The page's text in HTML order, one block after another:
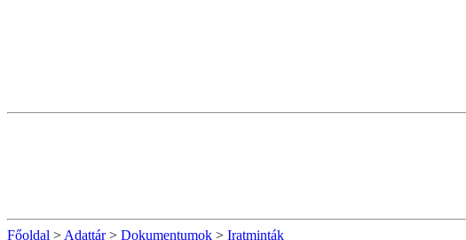
Főoldal > Adattár> Dokumentumok > Iratminták